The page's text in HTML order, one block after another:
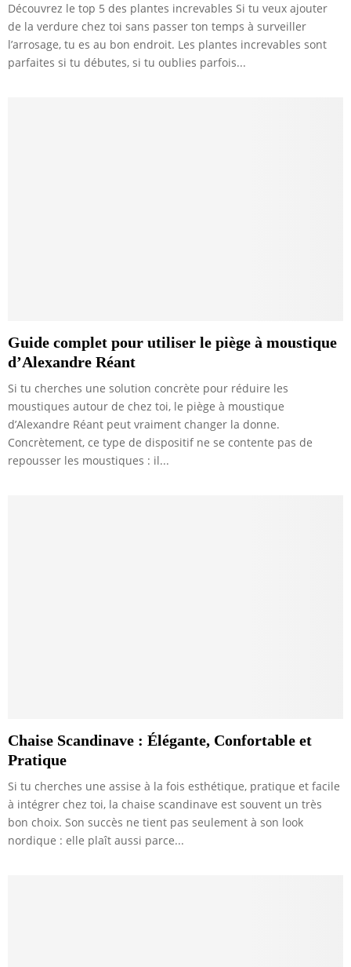
Découvrez le top 5 des plantes increvables Si tu veux ajouter
de la verdure chez toi sans passer ton temps à surveiller
l’arrosage, tu es au bon endroit. Les plantes increvables sont
parfaites si tu débutes, si tu oublies parfois...
Guide complet pour utiliser le piège à moustique
d’Alexandre Réant
Si tu cherches une solution concrète pour réduire les
moustiques autour de chez toi, le piège à moustique
d’Alexandre Réant peut vraiment changer la donne.
Concrètement, ce type de dispositif ne se contente pas de
repousser les moustiques : il...
Chaise Scandinave : Élégante, Confortable et
Pratique
Si tu cherches une assise à la fois esthétique, pratique et facile
à intégrer chez toi, la chaise scandinave est souvent un très
bon choix. Son succès ne tient pas seulement à son look
nordique : elle plaît aussi parce...